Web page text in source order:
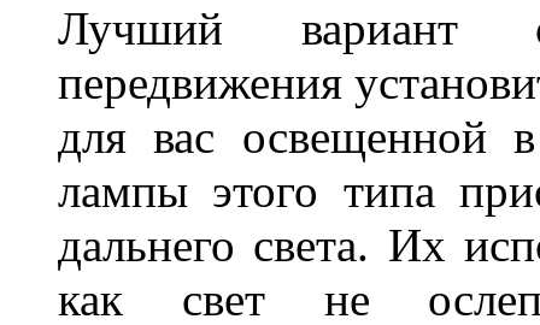
Лучший вариант
передвижения
для вас освещенной
лампы этого типа
дальнего света. Их
как свет не